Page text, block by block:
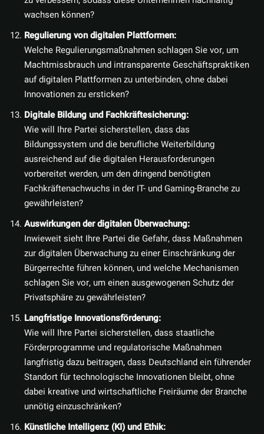
wachsen können?
Regulierung von digitalen Plattformen:
Welche Regulierungsmaßnahmen schlagen Sie vor, um
Machtmissbrauch und intransparente Geschäftspraktiken
auf digitalen Plattformen zu unterbinden, ohne dabei
Innovationen zu ersticken?
Digitale Bildung und Fachkräftesicherung:
Wie will Ihre Partei sicherstellen, dass das
Bildungssystem und die berufliche Weiterbildung
ausreichend auf die digitalen Herausforderungen
vorbereitet werden, um den dringend benötigten
Fachkräftenachwuchs in der IT- und Gaming-Branche zu
gewährleisten?
Auswirkungen der digitalen Überwachung:
Inwieweit sieht Ihre Partei die Gefahr, dass Maßnahmen
zur digitalen Überwachung zu einer Einschränkung der
Bürgerrechte führen können, und welche Mechanismen
schlagen Sie vor, um einen ausgewogenen Schutz der
Privatsphäre zu gewährleisten?
Langfristige Innovationsförderung:
Wie will Ihre Partei sicherstellen, dass staatliche
Förderprogramme und regulatorische Maßnahmen
langfristig dazu beitragen, dass Deutschland ein führender
Standort für technologische Innovationen bleibt, ohne
dabei kreative und wirtschaftliche Freiräume der Branche
unnötig einzuschränken?
Künstliche Intelligenz (KI) und Ethik: